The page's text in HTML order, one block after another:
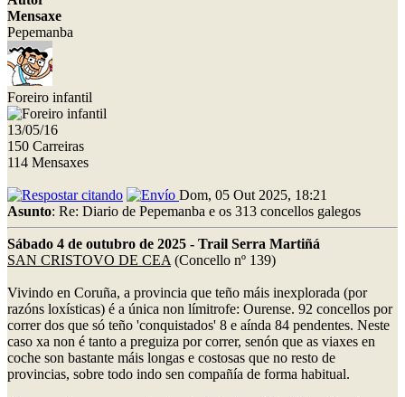
Mensaxe
Pepemanba
Foreiro infantil
13/05/16
150 Carreiras
114 Mensaxes
Dom, 05 Out 2025, 18:21
Asunto: Re: Diario de Pepemanba e os 313 concellos galegos
Sábado 4 de outubro de 2025 - Trail Serra Martiñá
SAN CRISTOVO DE CEA (Concello nº 139)
Vivindo en Coruña, a provincia que teño máis inexplorada (por
razóns loxísticas) é a única non límitrofe: Ourense. 92 concellos por
correr dos que só teño 'conquistados' 8 e aínda 84 pendentes. Neste
caso xa non é tanto a preguiza por correr, senón que as viaxes en
coche son bastante máis longas e costosas que no resto de
provincias, sobre todo indo sen compañía de forma habitual.